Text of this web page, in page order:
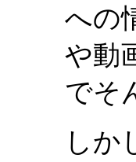
への
や動
でそ
しか